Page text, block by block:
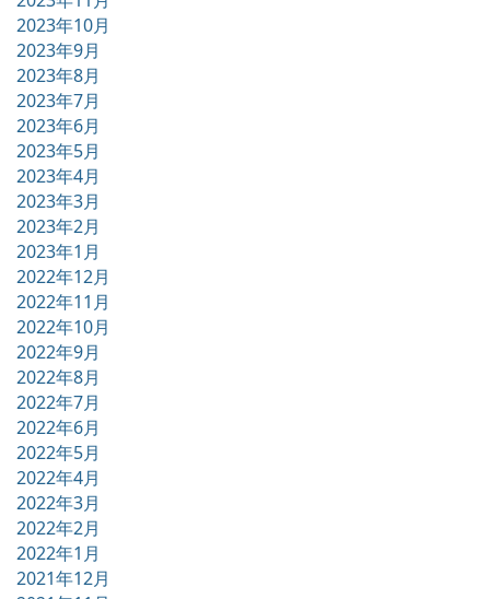
2023年10月
2023年9月
2023年8月
2023年7月
2023年6月
2023年5月
2023年4月
2023年3月
2023年2月
2023年1月
2022年12月
2022年11月
2022年10月
2022年9月
2022年8月
2022年7月
2022年6月
2022年5月
2022年4月
2022年3月
2022年2月
2022年1月
2021年12月